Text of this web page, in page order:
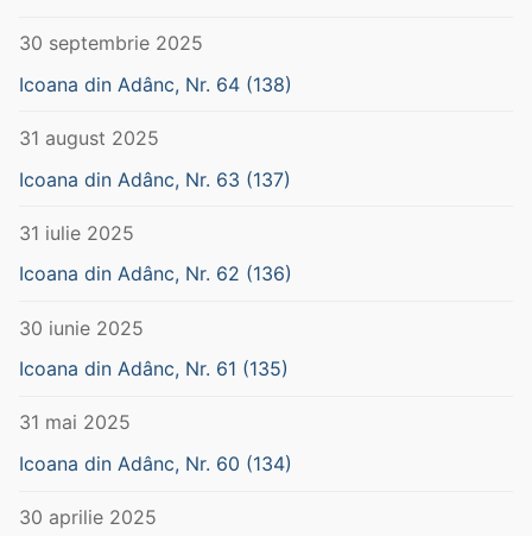
30 septembrie 2025
Icoana din Adânc, Nr. 64 (138)
31 august 2025
Icoana din Adânc, Nr. 63 (137)
31 iulie 2025
Icoana din Adânc, Nr. 62 (136)
30 iunie 2025
Icoana din Adânc, Nr. 61 (135)
31 mai 2025
Icoana din Adânc, Nr. 60 (134)
30 aprilie 2025